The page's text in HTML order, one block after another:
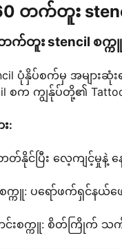
တက်တူး
က်တူး stencil စက္ကူနှ
ပုံနှိပ်စက်မှ အများဆုံ
က ကျွန်ုပ်တို့၏ Tattoo
:
တတ်နိုင်ပြီး လေ့ကျင့်မှု
: ပရော်ဖက်ရှင်နယ်ဖ
ာင်းစက္ကူ: စိတ်ကြိုက် သ